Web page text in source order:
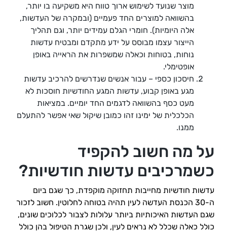
מוצר שנועד לשימוש ארוך טווח היא משקיעה בו יותר,
בהשוואה למוצרים החד פעמיים (ובמקרה של העדשות,
אלה היומיות). חומרי הגלם עמידים יותר, וגם תהליך
הייצור עצמו מבוסס על ידע מתקדם ומבטיח עדשות
נוחות, בטוחות וכאלה שמשפרות את הראייה באופן
אופטימלי.
חיסכון כספי – עבור אנשים שנדרשים להרכיב עדשות
מגע באופן קבוע, עדשות המגע החודשיות חוסכות לא
מעט כסף בהשוואה לדגמים החד יומיים. במציאות
הכלכלית של ימינו זהו כמובן שיקול שאי אפשר להתעלם
ממנו.
על מה חשוב להקפיד
כשמרכיבים עדשות חודשיות?
עדשות חודשיות מחייבות תחזוקה מוקפדת, כך שגם ביום
ה-30 הכנסת העדשה לעין תהיה בטוחה לחלוטין. חשוב לזכור
שגם העדשות האיכותיות ביותר עלולות לצבור לכלוכים שונים,
כולל כאלה שכלל לא נראים לעין, ולכן שגרת הטיפול בהן כולל